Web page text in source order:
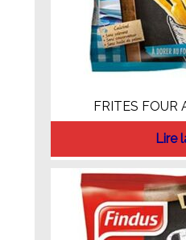
FRITES FOUR
Lire